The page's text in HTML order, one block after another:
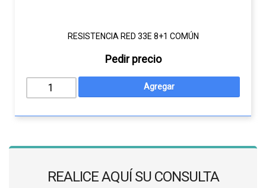
RESISTENCIA RED 33E 8+1 COMÚN
Pedir precio
REALICE AQUÍ SU CONSULTA